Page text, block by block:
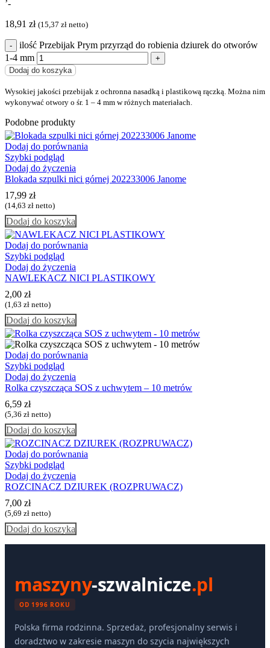
’-
18,91 zł (15,37 zł netto)
ilość Przebijak Prym przyrząd do robienia dziurek do otworów
1-4 mm
Dodaj do koszyka
Wysokiej jakości przebijak z ochronna nasadką i plastikową rączką. Można nim
wykonywać otwory o śr. 1 – 4 mm w różnych materiałach.
Podobne produkty
Dodaj do porównania
Szybki podgląd
Dodaj do życzenia
Blokada szpulki nici górnej 202233006 Janome
17,99 zł
(14,63 zł netto)
Dodaj do koszyka
Dodaj do porównania
Szybki podgląd
Dodaj do życzenia
NAWLEKACZ NICI PLASTIKOWY
2,00 zł
(1,63 zł netto)
Dodaj do koszyka
Dodaj do porównania
Szybki podgląd
Dodaj do życzenia
Rolka czyszcząca SOS z uchwytem – 10 metrów
6,59 zł
(5,36 zł netto)
Dodaj do koszyka
Dodaj do porównania
Szybki podgląd
Dodaj do życzenia
ROZCINACZ DZIUREK (ROZPRUWACZ)
7,00 zł
(5,69 zł netto)
Dodaj do koszyka
maszyny-szwalnicze.pl
OD 1996 ROKU
Polska firma rodzinna. Sprzedaż, profesjonalny serwis i
doradztwo w zakresie maszyn do szycia największych